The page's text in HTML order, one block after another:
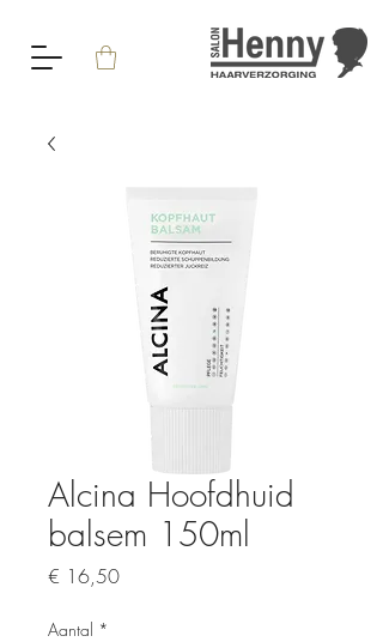
Alcina Hoofdhuid
balsem 150ml
€ 16,50Prijs
Aantal *